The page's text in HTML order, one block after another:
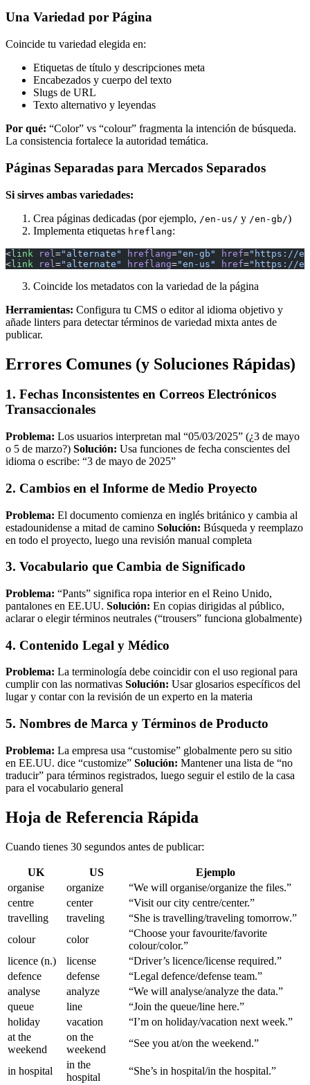
Una Variedad por Página
Coincide tu variedad elegida en:
Etiquetas de título y descripciones meta
Encabezados y cuerpo del texto
Slugs de URL
Texto alternativo y leyendas
Por qué: “Color” vs “colour” fragmenta la intención de búsqueda.
La consistencia fortalece la autoridad temática.
Páginas Separadas para Mercados Separados
Si sirves ambas variedades:
Crea páginas dedicadas (por ejemplo, /en-us/ y /en-gb/)
Implementa etiquetas hreflang:
<link rel ="alternate" hreflang="en-gb" href="https://
<link rel ="alternate" hreflang="en-us" href="https://
Coincide los metadatos con la variedad de la página
Herramientas: Configura tu CMS o editor al idioma objetivo y
añade linters para detectar términos de variedad mixta antes de
publicar.
Errores Comunes (y Soluciones Rápidas)
1. Fechas Inconsistentes en Correos Electrónicos
Transaccionales
Problema: Los usuarios interpretan mal “05/03/2025” (¿3 de mayo
o 5 de marzo?) Solución: Usa funciones de fecha conscientes del
idioma o escribe: “3 de mayo de 2025”
2. Cambios en el Informe de Medio Proyecto
Problema: El documento comienza en inglés británico y cambia al
estadounidense a mitad de camino Solución: Búsqueda y reemplazo
en todo el proyecto, luego una revisión manual completa
3. Vocabulario que Cambia de Significado
Problema: “Pants” significa ropa interior en el Reino Unido,
pantalones en EE.UU. Solución: En copias dirigidas al público,
aclarar o elegir términos neutrales (“trousers” funciona globalmente)
4. Contenido Legal y Médico
Problema: La terminología debe coincidir con el uso regional para
cumplir con las normativas Solución: Usar glosarios específicos del
lugar y contar con la revisión de un experto en la materia
5. Nombres de Marca y Términos de Producto
Problema: La empresa usa “customise” globalmente pero su sitio
en EE.UU. dice “customize” Solución: Mantener una lista de “no
traducir” para términos registrados, luego seguir el estilo de la casa
para el vocabulario general
Hoja de Referencia Rápida
Cuando tienes 30 segundos antes de publicar:
UK US
Ejemplo
organise
organize
“We will organise/organize the files.”
centre
center
“Visit our city centre/center.”
travelling
traveling
“She is travelling/traveling tomorrow.”
colour
color
“Choose your favourite/favorite
colour/color.”
licence (n.)
license
“Driver’s licence/license required.”
defence
defense
“Legal defence/defense team.”
analyse
analyze
“We will analyse/analyze the data.”
queue
line
“Join the queue/line here.”
holiday
vacation
“I’m on holiday/vacation next week.”
at the
weekend
on the
weekend
“See you at/on the weekend.”
in hospital
in the
hospital
“She’s in hospital/in the hospital.”